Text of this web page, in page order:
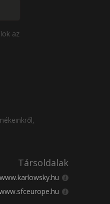
az
Társoldalak
www.karlowsky.hu